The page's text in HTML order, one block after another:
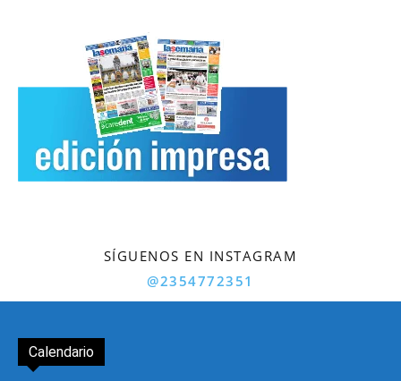
SÍGUENOS EN INSTAGRAM
@2354772351
Calendario